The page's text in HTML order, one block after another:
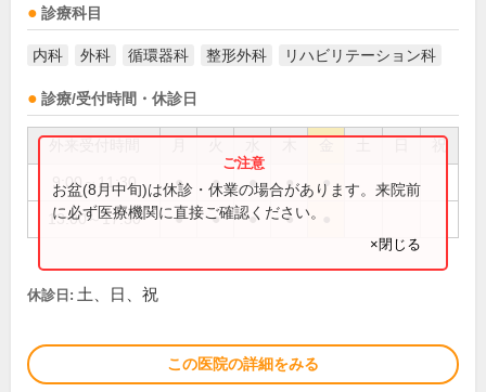
診療科目
内科 外科 循環器科 整形外科 リハビリテーション科
診療/受付時間・休診日
祝
9:00～11:30 ● ● ● ● ●
13:00～17:30 ● ● ● ●
お盆(8月中旬)は休診・休業の場合があります。来院前
に必ず医療機関に直接ご確認ください。
×閉じる
休診日: 土、日、祝
この医院の詳細をみる